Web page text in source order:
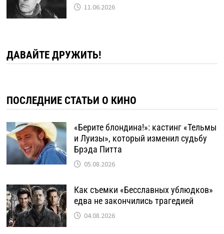
11.06.2026
ДАВАЙТЕ ДРУЖИТЬ!
ПОСЛЕДНИЕ СТАТЬИ О КИНО
«Берите блондина!»: кастинг «Тельмы
и Луизы», который изменил судьбу
Брэда Питта
05.08.2026
Как съемки «Бесславных ублюдков»
едва не закончились трагедией
04.08.2026